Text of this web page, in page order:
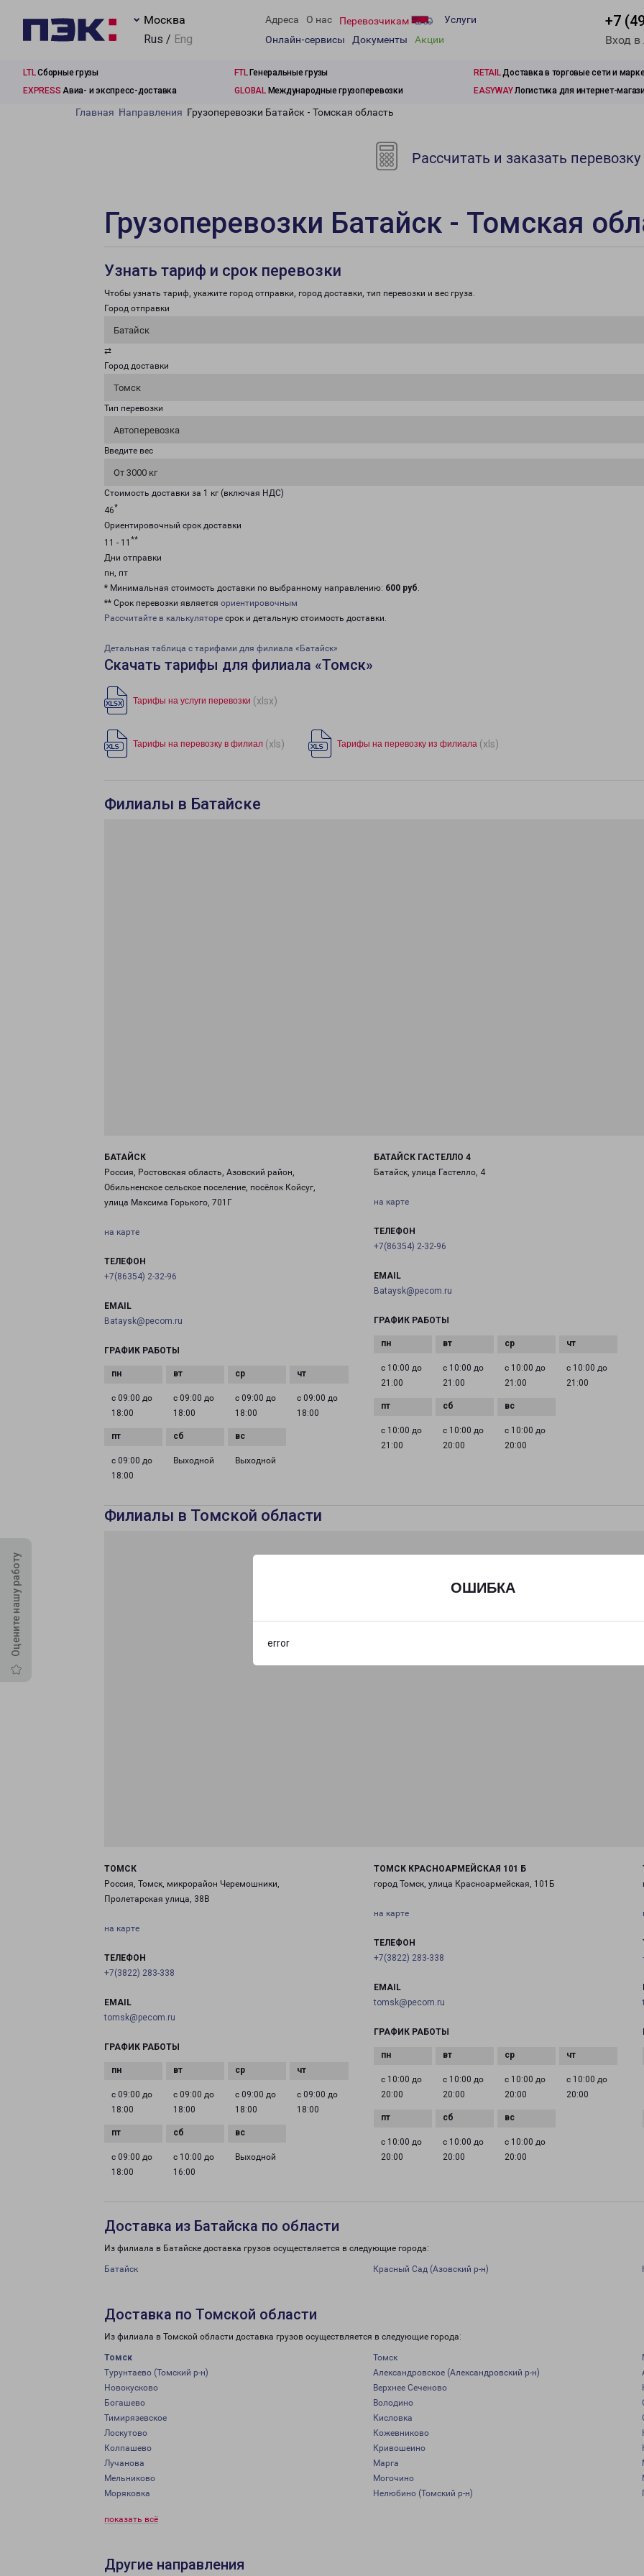
ОШИБКА
error
Москва
Rus / Eng
Адреса О нас Перевозчикам
Услуги
Онлайн-сервисы
Документы Акции
+7
Вход
LTLСборные грузы FTLГенеральные грузы RETAILДоставка в торговые сети и
EXPRESS Авиа- и экспресс-доставка GLOBALМеждународные грузоперевозки EASYWAYЛогистика для интернет-
Оцените нашу работу
Главная Направления Грузоперевозки Батайск - Томская область
Рассчитать и заказать перевозку
Грузоперевозки Батайск - Томская
Узнать тариф и срок перевозки
Чтобы узнать тариф, укажите город отправки, город доставки, тип перевозки и вес груза.
Город отправки
Батайск
⇄
Город доставки
Томск
Тип перевозки
Автоперевозка
Введите вес
От 3000 кг
Стоимость доставки за 1 кг (включая НДС)
46*
Ориентировочный срок доставки
11 - 11 **
Дни отправки
пн, пт
* Минимальная стоимость доставки по выбранному направлению: 600 руб.
** Срок перевозки является ориентировочным
Рассчитайте в калькуляторе срок и детальную стоимость доставки.
Детальная таблица с тарифами для филиала «Батайск»
Скачать тарифы для филиала «Томск»
Тарифы на услуги перевозки (xlsx)
Тарифы на перевозку в филиал (xls) Тарифы на перевозку из филиала (xls)
Филиалы в Батайске
БАТАЙСК
Россия, Ростовская область, Азовский район,
Обильненское сельское поселение, посёлок Койсуг,
улица Максима Горького, 701Г
на карте
ТЕЛЕФОН
+7(86354) 2-32-96
EMAIL
Bataysk@pecom.ru
ГРАФИК РАБОТЫ
с 09:00 до
18:00
с 09:00 до
18:00
с 09:00 до
18:00
с 09:00 до
18:00
с 09:00 до
18:00
Выходной Выходной
БАТАЙСК ГАСТЕЛЛО 4
Батайск, улица Гастелло, 4
на карте
ТЕЛЕФОН
+7(86354) 2-32-96
EMAIL
Bataysk@pecom.ru
ГРАФИК РАБОТЫ
с 10:00 до
21:00
с 10:00 до
21:00
с 10:00 до
21:00
с 10:00 до
21:00
с 10:00 до
21:00
с 10:00 до
20:00
с 10:00 до
20:00
Филиалы в Томской области
ТОМСК
Россия, Томск, микрорайон Черемошники,
Пролетарская улица, 38В
на карте
ТЕЛЕФОН
+7(3822) 283-338
EMAIL
tomsk@pecom.ru
ГРАФИК РАБОТЫ
с 09:00 до
18:00
с 09:00 до
18:00
с 09:00 до
18:00
с 09:00 до
18:00
с 09:00 до
18:00
с 10:00 до
16:00
Выходной
ТОМСК КРАСНОАРМЕЙСКАЯ 101 Б
город Томск, улица Красноармейская, 101Б
на карте
ТЕЛЕФОН
+7(3822) 283-338
EMAIL
tomsk@pecom.ru
ГРАФИК РАБОТЫ
с 10:00 до
20:00
с 10:00 до
20:00
с 10:00 до
20:00
с 10:00 до
20:00
с 10:00 до
20:00
с 10:00 до
20:00
с 10:00 до
20:00
Доставка из Батайска по области
Из филиала в Батайске доставка грузов осуществляется в следующие города:
Батайск Красный Сад (Азовский р-н)
Доставка по Томской области
Из филиала в Томской области доставка грузов осуществляется в следующие города:
Томск Томск
Турунтаево (Томский р-н)
Александровское (Александровский р-н)
Новокусково
Верхнее Сеченово
Богашево
Володино
Тимирязевское
Кисловка
Лоскутово
Кожевниково
Колпашево
Кривошеино
Лучанова
Марга
Мельниково
Могочино
Моряковка
Нелюбино (Томский р-н)
показать всё
Другие направления